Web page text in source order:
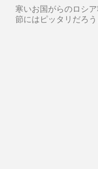
寒いお国がらのロシ
節にはピッタリだろう